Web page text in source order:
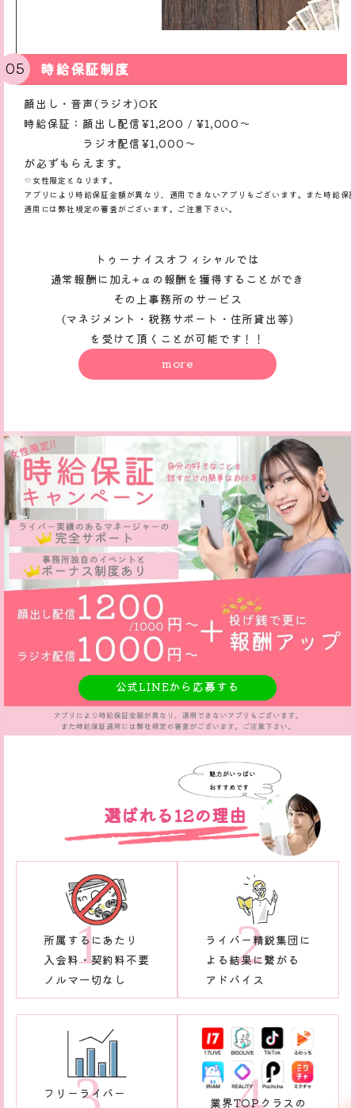
時給保証制度
顔出し・音声(ラジオ)OK
時給保証：顔出し配信¥1,200 / ¥1,000〜
ラジオ配信¥1,000〜
が必ずもらえます。
※女性限定となります。
アプリにより時給保証金額が異なり、適用できないアプリもございます。また時給保
適用には弊社規定の審査がございます。ご注意下さい。
トゥーナイスオフィシャルでは
通常報酬に加え+αの報酬を獲得することができ
その上事務所のサービス
(マネジメント・税務サポート・住所貸出等)
を受けて頂くことが可能です！！
more
公式LINEから応募する
選ばれる12の理由
所属するにあたり
入会料・契約料不要
ノルマ一切なし
ライバー精鋭集団に
よる結果に繋がる
アドバイス
フリーライバー
業界TOPクラスの